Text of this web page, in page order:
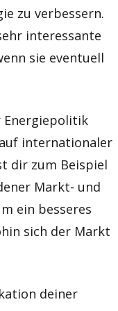
zu verbessern.
interessante
sie eventuell
Energiepolitik
internationaler
dir zum Beispiel
Markt- und
ein besseres
sich der Markt
deiner